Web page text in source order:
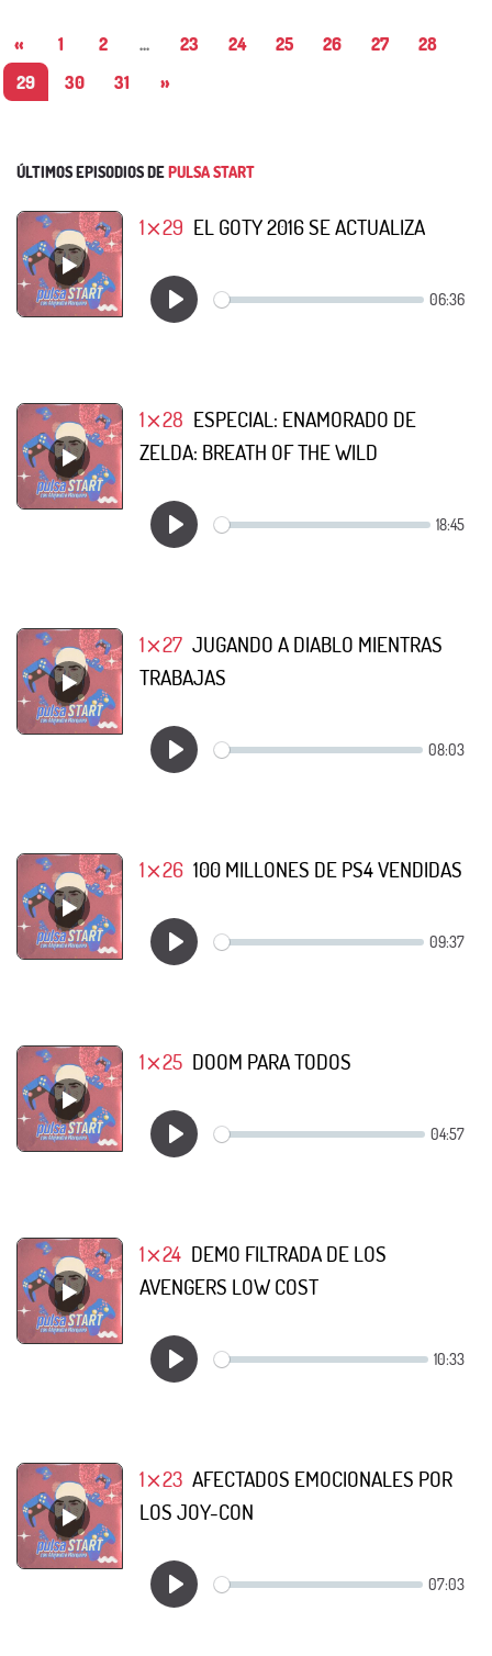
« 1 2 ... 23 24 25 26 27
28
29
30 31 »
ÚLTIMOS EPISODIOS DEPULSA START
1⨯29 EL GOTY 2016 SE ACTUALIZA
1⨯28 ESPECIAL: ENAMORADO DE
ZELDA: BREATH OF THE WILD
1⨯27 JUGANDO A DIABLO MIENTRAS
TRABAJAS
1⨯26 100 MILLONES DE PS4 VENDIDAS
1⨯25 DOOM PARA TODOS
1⨯24 DEMO FILTRADA DE LOS
AVENGERS LOW COST
1⨯23 AFECTADOS EMOCIONALES POR
LOS JOY-CON